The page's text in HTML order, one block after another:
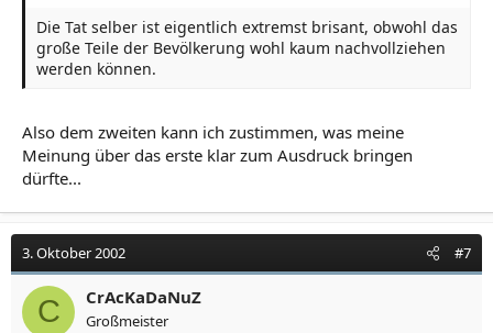
Die Tat selber ist eigentlich extremst brisant, obwohl das
große Teile der Bevölkerung wohl kaum nachvollziehen
werden können.
Also dem zweiten kann ich zustimmen, was meine
Meinung über das erste klar zum Ausdruck bringen
dürfte...
3. Oktober 2002 #7
C CrAcKaDaNuZ
Großmeister